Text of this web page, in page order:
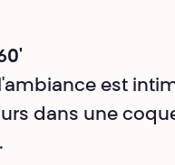
est
dans une